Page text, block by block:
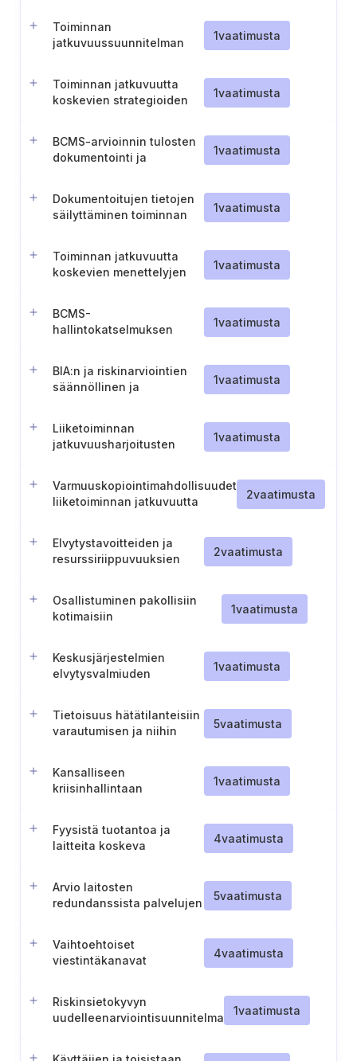
Toiminnan
jatkuvuussuunnitelman
1vaatimusta
Toiminnan jatkuvuutta
koskevien strategioiden
elinkaaren.
1vaatimusta
BCMS-arvioinnin tulosten
dokumentointi ja
1vaatimusta
Dokumentoitujen tietojen
säilyttäminen toiminnan
1vaatimusta
Toiminnan jatkuvuutta
koskevien menettelyjen
1vaatimusta
BCMS-
hallintokatselmuksen
1vaatimusta
BIA:n ja riskinarviointien
säännöllinen ja
1vaatimusta
Liiketoiminnan
jatkuvuusharjoitusten
1vaatimusta
Varmuuskopiointimahdollisuudet
liiketoiminnan jatkuvuutta
2vaatimusta
Elvytystavoitteiden ja
resurssiriippuvuuksien
2vaatimusta
Osallistuminen pakollisiin
kotimaisiin
1vaatimusta
Keskusjärjestelmien
elvytysvalmiuden
1vaatimusta
Tietoisuus hätätilanteisiin
varautumisen ja niihin
5vaatimusta
Kansalliseen
kriisinhallintaan
1vaatimusta
Fyysistä tuotantoa ja
laitteita koskeva
4vaatimusta
Arvio laitosten
redundanssista palvelujen
5vaatimusta
Vaihtoehtoiset
viestintäkanavat
4vaatimusta
Riskinsietokyvyn
uudelleenarviointisuunnitelma
1vaatimusta